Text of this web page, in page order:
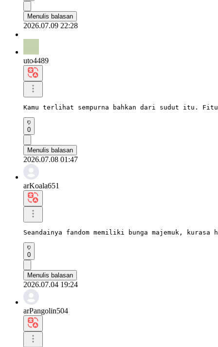
Menulis balasan
2026.07.09 22:28
uto4489
Kamu terlihat sempurna bahkan dari sudut itu.
0
Menulis balasan
2026.07.08 01:47
arKoala651
Seandainya fandom memiliki bunga majemuk,
0
Menulis balasan
2026.07.04 19:24
arPangolin504